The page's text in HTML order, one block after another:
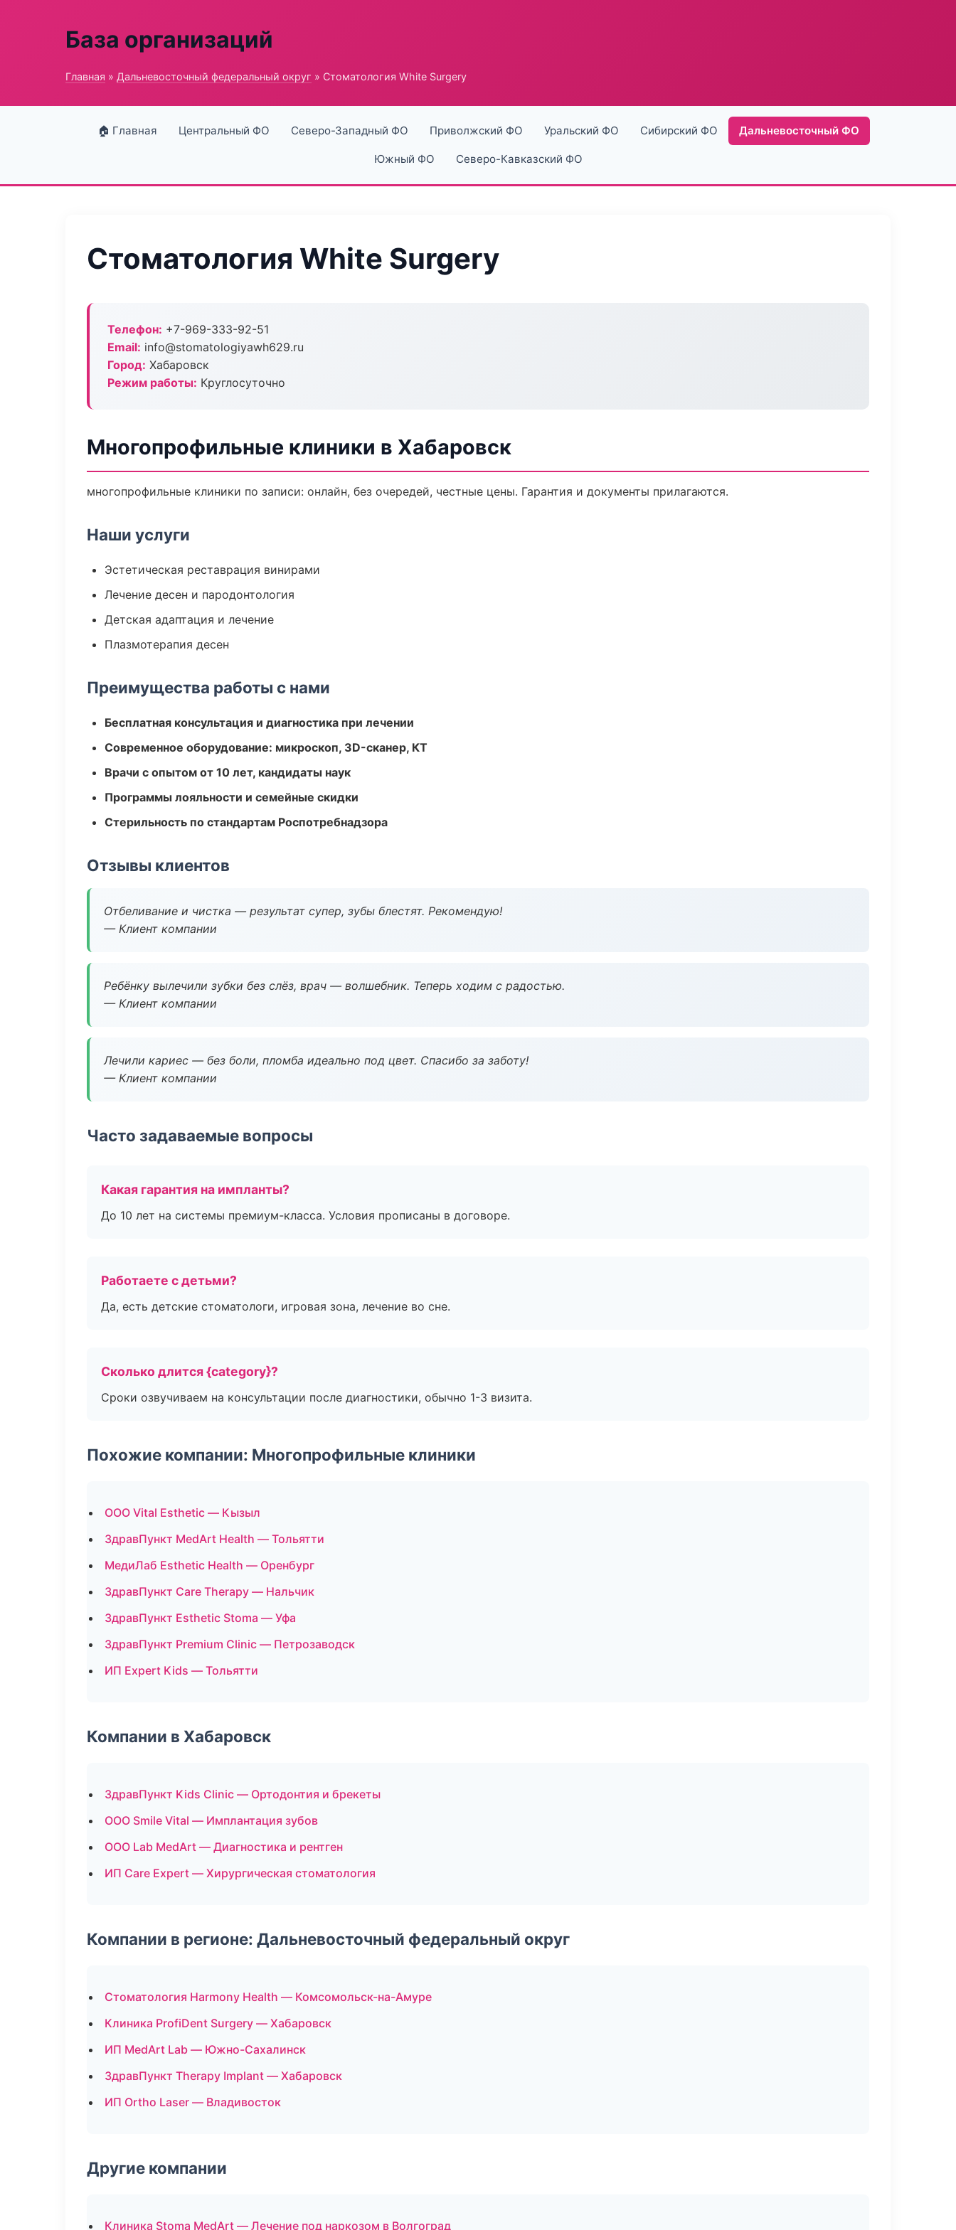
База организаций
Главная » Дальневосточный федеральный округ » Стоматология White Surgery
🏠 Главная Центральный ФО Северо-Западный ФО Приволжский ФО Уральский ФО Сибирский ФО Дальневосточный ФО
Южный ФО Северо-Кавказский ФО
Стоматология White Surgery
Телефон: +7-969-333-92-51
Email: info@stomatologiyawh629.ru
Город: Хабаровск
Режим работы: Круглосуточно
Многопрофильные клиники в Хабаровск
многопрофильные клиники по записи: онлайн, без очередей, честные цены. Гарантия и документы прилагаются.
Наши услуги
Эстетическая реставрация винирами
Лечение десен и пародонтология
Детская адаптация и лечение
Плазмотерапия десен
Преимущества работы с нами
Бесплатная консультация и диагностика при лечении
Современное оборудование: микроскоп, 3D-сканер, КТ
Врачи с опытом от 10 лет, кандидаты наук
Программы лояльности и семейные скидки
Стерильность по стандартам Роспотребнадзора
Отзывы клиентов
Отбеливание и чистка — результат супер, зубы блестят. Рекомендую!
— Клиент компании
Ребёнку вылечили зубки без слёз, врач — волшебник. Теперь ходим с радостью.
— Клиент компании
Лечили кариес — без боли, пломба идеально под цвет. Спасибо за заботу!
— Клиент компании
Часто задаваемые вопросы
Какая гарантия на импланты?
До 10 лет на системы премиум-класса. Условия прописаны в договоре.
Работаете с детьми?
Да, есть детские стоматологи, игровая зона, лечение во сне.
Сколько длится {category}?
Сроки озвучиваем на консультации после диагностики, обычно 1-3 визита.
Похожие компании: Многопрофильные клиники
ООО Vital Esthetic — Кызыл
ЗдравПункт MedArt Health — Тольятти
МедиЛаб Esthetic Health — Оренбург
ЗдравПункт Care Therapy — Нальчик
ЗдравПункт Esthetic Stoma — Уфа
ЗдравПункт Premium Clinic — Петрозаводск
ИП Expert Kids — Тольятти
Компании в Хабаровск
ЗдравПункт Kids Clinic — Ортодонтия и брекеты
ООО Smile Vital — Имплантация зубов
ООО Lab MedArt — Диагностика и рентген
ИП Care Expert — Хирургическая стоматология
Компании в регионе: Дальневосточный федеральный округ
Стоматология Harmony Health — Комсомольск-на-Амуре
Клиника ProfiDent Surgery — Хабаровск
ИП MedArt Lab — Южно-Сахалинск
ЗдравПункт Therapy Implant — Хабаровск
ИП Ortho Laser — Владивосток
Другие компании
Клиника Stoma MedArt — Лечение под наркозом в Волгоград